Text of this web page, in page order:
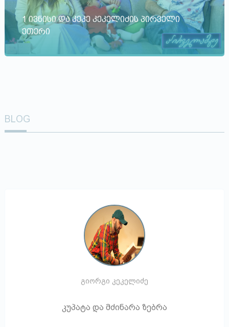
1 ივნისი და კეკე კეკელიძის პირველი
ეთერი
BLOG
გიორგი კეკელიძე
კუპატა და მძინარა ზებრა